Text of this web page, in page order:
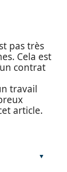
pas très
Cela est
contrat
travail
article.